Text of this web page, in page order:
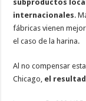
subproductos
internacionales.
fábricas vienen
el caso de la harina.
Al no compensar
Chicago, el